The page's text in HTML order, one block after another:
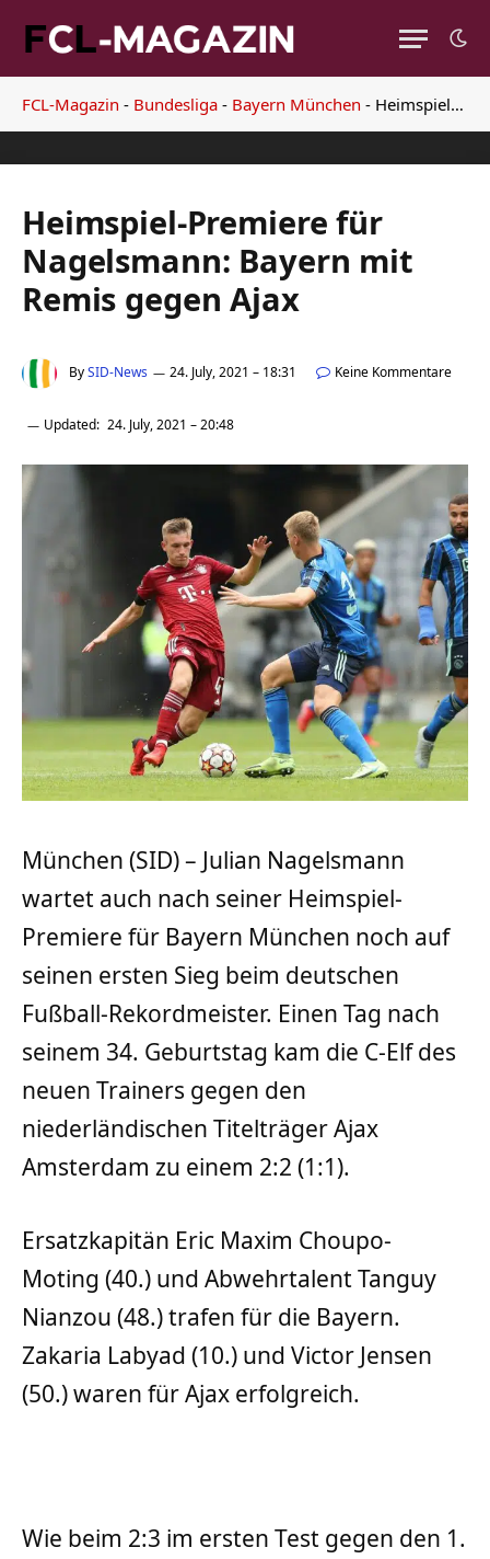
FCL-Magazin - Bundesliga - Bayern München - Heimspiel-Premiere für Nagelsmann: Bayern mit Remis gegen Ajax
Heimspiel-Premiere für
Nagelsmann: Bayern mit
Remis gegen Ajax
BySID-News 24. July, 2021 – 18:31 Keine Kommentare
Updated: 24. July, 2021 – 20:48
München (SID) – Julian Nagelsmann
wartet auch nach seiner Heimspiel-
Premiere für Bayern München noch auf
seinen ersten Sieg beim deutschen
Fußball-Rekordmeister. Einen Tag nach
seinem 34. Geburtstag kam die C-Elf des
neuen Trainers gegen den
niederländischen Titelträger Ajax
Amsterdam zu einem 2:2 (1:1).
Ersatzkapitän Eric Maxim Choupo-
Moting (40.) und Abwehrtalent Tanguy
Nianzou (48.) trafen für die Bayern.
Zakaria Labyad (10.) und Victor Jensen
(50.) waren für Ajax erfolgreich.
Wie beim 2:3 im ersten Test gegen den 1.